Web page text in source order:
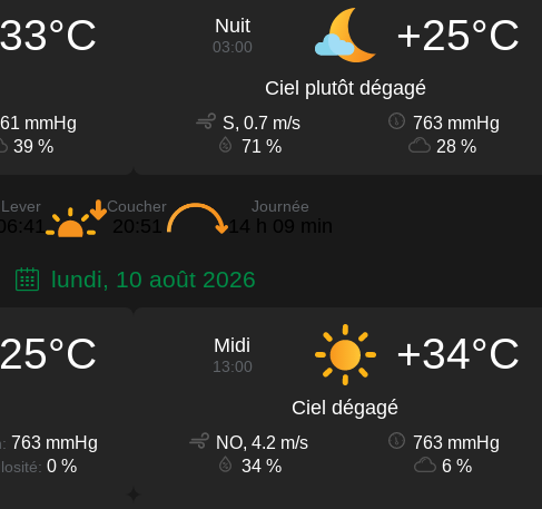
mmHg
39 %
Nuit
03:00 +25°C
Ciel plutôt dégagé
S, 0.7 m/s
763 mmHg
71 %
28 %
Lever Coucher
20:51
Journée
14 h 09 min
lundi, 10 août 2026
763 mmHg
0 %
Midi
13:00 +34°C
Ciel dégagé
NO, 4.2 m/s
763 mmHg
34 %
6 %